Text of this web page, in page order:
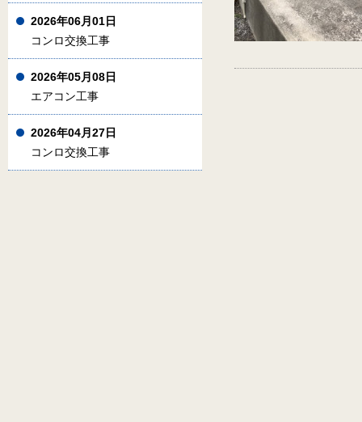
2026年06月01日
コンロ交換工事
2026年05月08日
エアコン工事
2026年04月27日
コンロ交換工事